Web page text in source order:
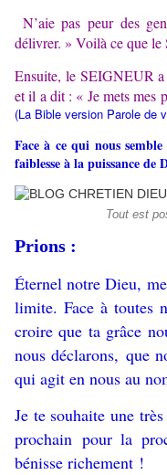
N’aie pas peur des
délivrer. » Voilà ce que
Ensuite, le SEIGNEUR
et il a dit : « Je mets mes
(La Bible version Parole de
Face à ce qui nous
faiblesse à la puissance de
Tout est
Prions :
Éternel notre Dieu,
limite. Face à toutes
croire que ta grâce
nous déclarons, que
qui agit en nous au
Je te souhaite une
prochain pour la
bénisse richement !